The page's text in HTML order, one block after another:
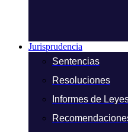
Jurisprudencia
Sentencias
Resoluciones
Informes de